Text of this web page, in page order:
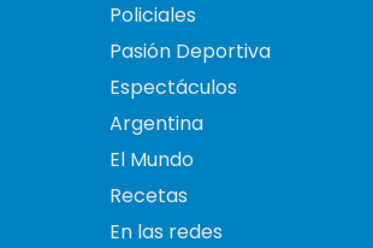
Policiales
Pasión Deportiva
Espectáculos
Argentina
El Mundo
Recetas
En las redes